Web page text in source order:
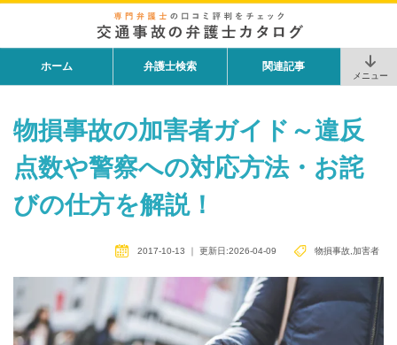
ホーム 弁護士検索 関連記事
メニュー
物損事故の加害者ガイド～違反
点数や警察への対応方法・お詫
びの仕方を解説！
｜更新日:2026-04-09 物損事故 加害者